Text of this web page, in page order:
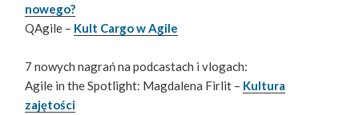
nowego?
QAgile – Kult Cargo w Agile
7 nowych nagrań na podcastach i vlogach:
Agile in the Spotlight: Magdalena Firlit – Kultura
zajętości